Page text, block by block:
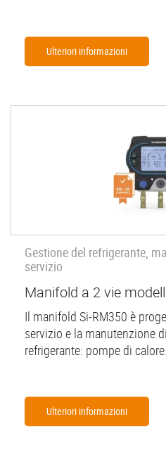
Ulteriori informazioni
Gestione del refrigerante,
servizio
Manifold a 2 vie
Il manifold Si-RM350 è
servizio e la manutenzione
refrigerante: pompe di
Ulteriori informazioni